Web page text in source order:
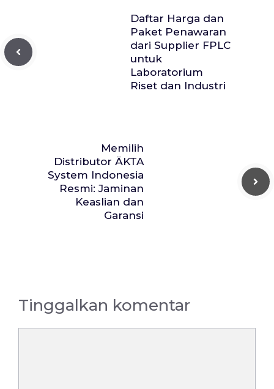
Daftar Harga dan
Paket Penawaran
dari Supplier FPLC
untuk
Laboratorium
Riset dan Industri
Memilih
Distributor ÄKTA
System Indonesia
Resmi: Jaminan
Keaslian dan
Garansi
Tinggalkan komentar